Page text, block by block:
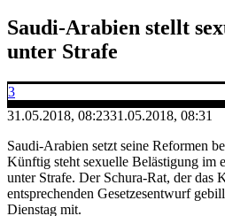
Saudi-Arabien stellt
unter Strafe
3
31.05.2018, 08:2331.05.2018, 08:31
Saudi-Arabien setzt seine Reformen
Künftig steht sexuelle Belästigung im
unter Strafe. Der Schura-Rat, der das
entsprechenden Gesetzesentwurf
Dienstag mit.